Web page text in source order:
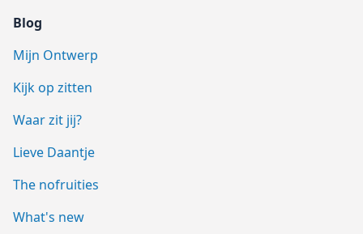
Blog
Mijn Ontwerp
Kijk op zitten
Waar zit jij?
Lieve Daantje
The nofruities
What's new